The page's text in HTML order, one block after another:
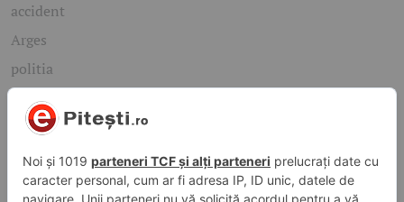
accident
Arges
politia
mioveni
Caută rapid știrile care te interesează
Găsește cele mai recente știri, evenimente și subiecte de
interes din orașul tău. Introdu un cuvânt-cheie și descoperă